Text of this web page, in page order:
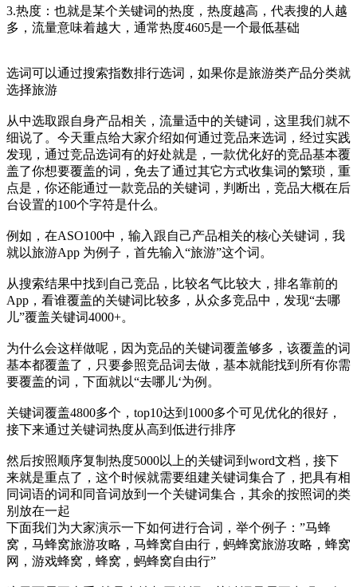
3.热度：也就是某个关键词的热度，热度越高，代表搜的人越
多，流量意味着越大，通常热度4605是一个最低基础
选词可以通过搜索指数排行选词，如果你是旅游类产品分类就
选择旅游
从中选取跟自身产品相关，流量适中的关键词，这里我们就不
细说了。今天重点给大家介绍如何通过竞品来选词，经过实践
发现，通过竞品选词有的好处就是，一款优化好的竞品基本覆
盖了你想要覆盖的词，免去了通过其它方式收集词的繁琐，重
点是，你还能通过一款竞品的关键词，判断出，竞品大概在后
台设置的100个字符是什么。
例如，在ASO100中，输入跟自己产品相关的核心关键词，我
就以旅游App 为例子，首先输入“旅游”这个词。
从搜索结果中找到自己竞品，比较名气比较大，排名靠前的
App，看谁覆盖的关键词比较多，从众多竞品中，发现“去哪
儿”覆盖关键词4000+。
为什么会这样做呢，因为竞品的关键词覆盖够多，该覆盖的词
基本都覆盖了，只要参照竞品词去做，基本就能找到所有你需
要覆盖的词，下面就以“去哪儿‘为例。
关键词覆盖4800多个，top10达到1000多个可见优化的很好，
接下来通过关键词热度从高到低进行排序
然后按照顺序复制热度5000以上的关键词到word文档，接下
来就是重点了，这个时候就需要组建关键词集合了，把具有相
同词语的词和同音词放到一个关键词集合，其余的按照词的类
别放在一起
下面我们为大家演示一下如何进行合词，举个例子：”马蜂
窝，马蜂窝旅游攻略，马蜂窝自由行，蚂蜂窝旅游攻略，蜂窝
网，游戏蜂窝，蜂窝，蚂蜂窝自由行”